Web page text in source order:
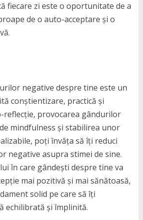
fiecare zi este o oportunitate de a
de o auto-acceptare și o
negative despre tine este un
conștientizare, practică și
reflecție, provocarea gândurilor
mindfulness și stabilirea unor
poți învăța să îți reduci
negative asupra stimei de sine.
în care gândești despre tine va
mai pozitivă și mai sănătoasă,
solid pe care să îți
echilibrată și împlinită.